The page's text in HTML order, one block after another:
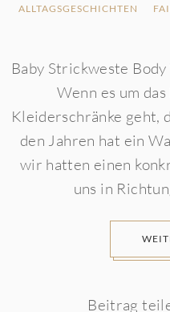
ALLTAGSGESCHICHTEN
Baby Strickweste
Wenn es um
Kleiderschränke geht,
den Jahren hat ein
wir hatten einen
uns in
Beitrag